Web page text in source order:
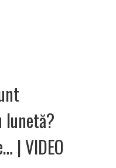
lunetă?
| VIDEO